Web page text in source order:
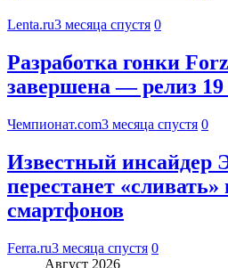
Lenta.ru3 месяца спустя 0
Разработка гонки
завершена — релиз
Чемпионат.com3 месяца спустя 0
Известный инсайдер
перестанет
смартфонов
Ferra.ru3 месяца спустя 0
Август 2026